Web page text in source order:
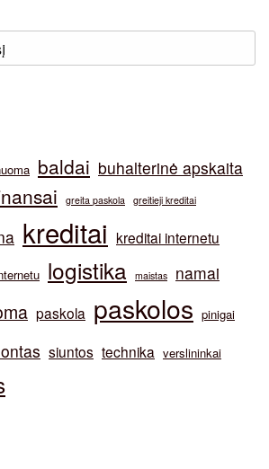
baldai buhalterinė apskaita
greita paskola greitieji kreditai
kreditai kreditai internetu
logistika maistas
namai
paskola paskolos pinigai
siuntos technika verslininkai